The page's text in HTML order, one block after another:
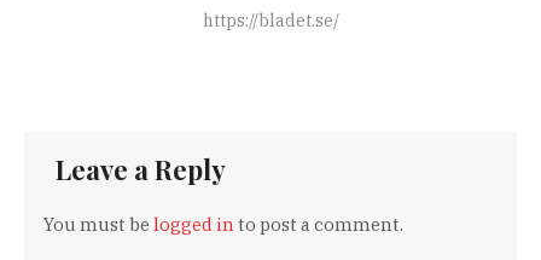
https://bladet.se/
Leave a Reply
You must belogged in to post a comment.